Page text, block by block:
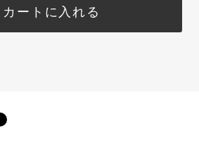
カートに入れる